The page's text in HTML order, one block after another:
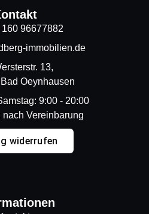
160 96677882
immobilien.de
13,
Oeynhausen
9:00 - 20:00
nach Vereinbarung
widerrufen